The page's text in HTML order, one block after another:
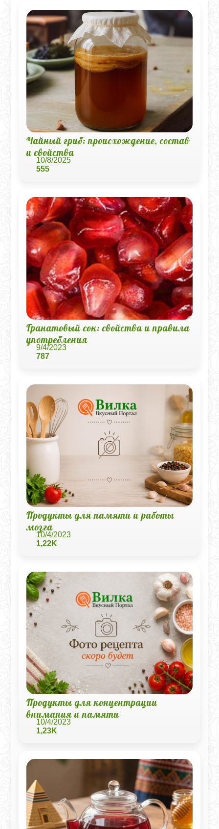
Чайный гриб: происхождение, состав
и свойства
10/8/2025
555
Гранатовый сок: свойства и правила
употребления
9/4/2023
787
Продукты для памяти и работы
мозга
10/4/2023
1,22K
Продукты для концентрации
внимания и памяти
10/4/2023
1,23K